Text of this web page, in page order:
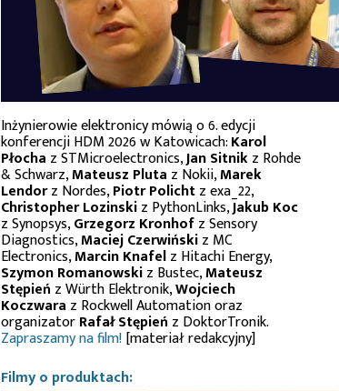
Inżynierowie elektronicy mówią o 6. edycji
konferencji HDM 2026 w Katowicach:Karol
Płocha z STMicroelectronics,Jan Sitnikz Rohde
& Schwarz,Mateusz Pluta z Nokii,Marek
Lendorz Nordes,Piotr Polichtz exa_22,
Christopher Lozinskiz PythonLinks,Jakub Koc
z Synopsys,Grzegorz Kronhofz Sensory
Diagnostics,Maciej Czerwińskiz MC
Electronics,Marcin Knafelz Hitachi Energy,
Szymon Romanowskiz Bustec,Mateusz
Stępień z Würth Elektronik,Wojciech
Koczwara z Rockwell Automation oraz
organizatorRafał Stępień z DoktorTronik.
Zapraszamy na film![materiał redakcyjny]
Filmy o produktach: